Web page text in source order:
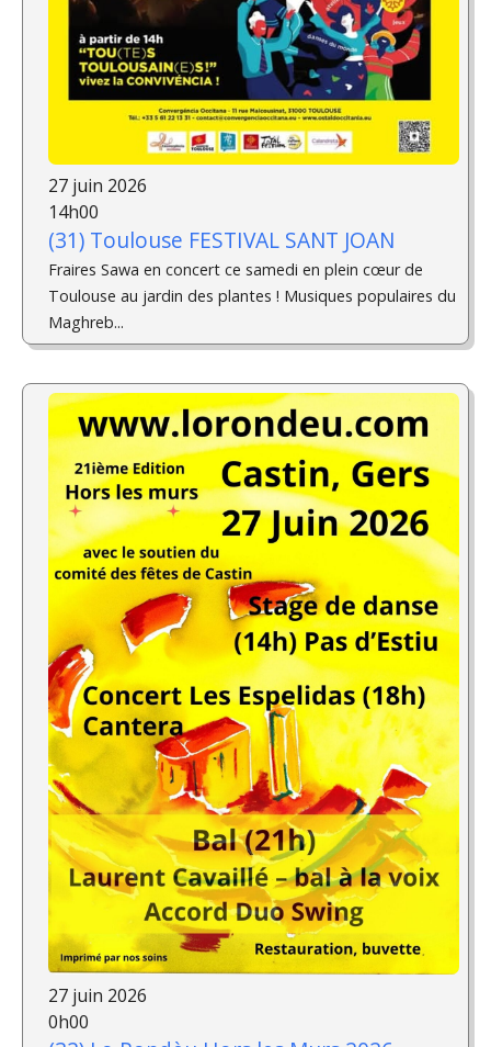
27 juin 2026
14h00
(31) Toulouse FESTIVAL SANT JOAN
Fraires Sawa en concert ce samedi en plein cœur de
Toulouse au jardin des plantes ! Musiques populaires du
Maghreb...
27 juin 2026
0h00